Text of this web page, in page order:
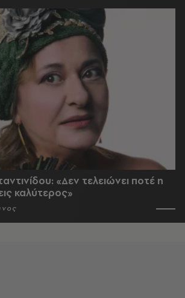
«Δεν τελειώνει ποτέ η
καλύτερος»